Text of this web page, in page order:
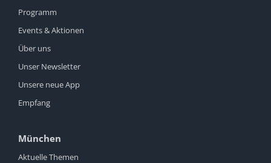
Programm
Events & Aktionen
Über uns
Unser Newsletter
Unsere neue App
Empfang
München
Aktuelle Themen